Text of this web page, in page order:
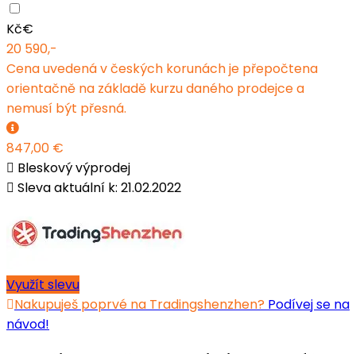
Kč€
20 590,-
Cena uvedená v českých korunách je přepočtena
orientačně na základě kurzu daného prodejce a
nemusí být přesná.
847,00 €
Bleskový výprodej
Sleva aktuální k: 21.02.2022
Využít slevu
Nakupuješ poprvé na Tradingshenzhen? Podívej se na
návod!